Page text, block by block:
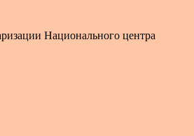
Национального центра